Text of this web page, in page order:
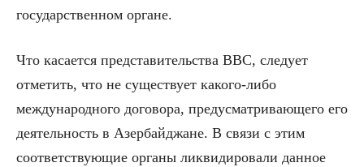
государственном органе.
Что касается представительства BBC, следует
отметить, что не существует какого-либо
международного договора, предусматривающего его
деятельность в Азербайджане. В связи с этим
соответствующие органы ликвидировали данное